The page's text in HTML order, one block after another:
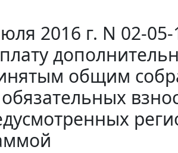
2016 г. N 02-
общим